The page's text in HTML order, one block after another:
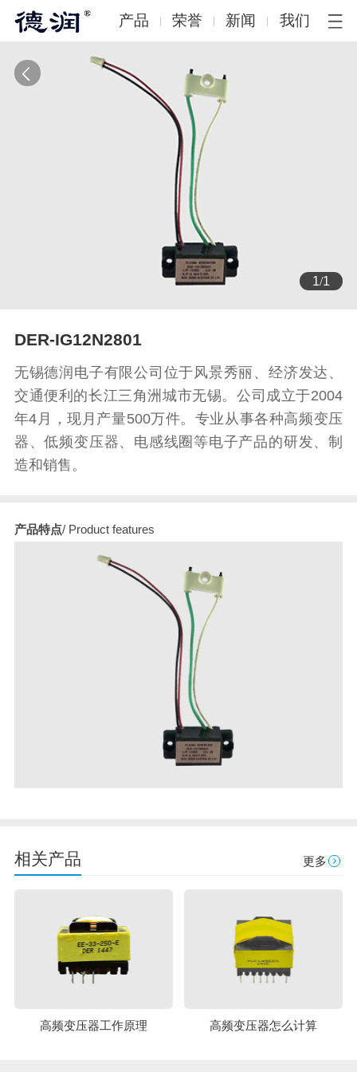
产品 荣誉 新闻 我们
1/1
DER-IG12N2801
无锡德润电子有限公司位于风景秀丽、经济发达、
交通便利的长江三角洲城市无锡。公司成立于2004
年4月，现月产量500万件。专业从事各种高频变压
器、低频变压器、电感线圈等电子产品的研发、制
造和销售。
产品特点/ Product features
相关产品 更多
高频变压器工作原理 高频变压器怎么计算